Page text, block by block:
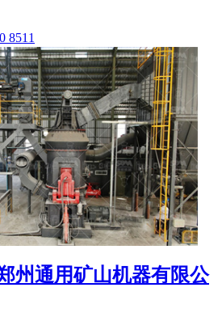
8511
州通用矿山机器有限公